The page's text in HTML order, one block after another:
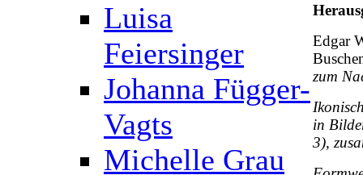
Luisa
Feiersinger
Johanna Függer-
Vagts
Michelle Grau
Edgar
zum
in
3),